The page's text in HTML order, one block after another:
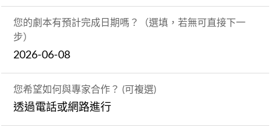
您的劇本有預計完成日期嗎？（選填，若無可直接下一
步）
2026-06-08
您希望如何與專家合作？ (可複選)
透過電話或網路進行